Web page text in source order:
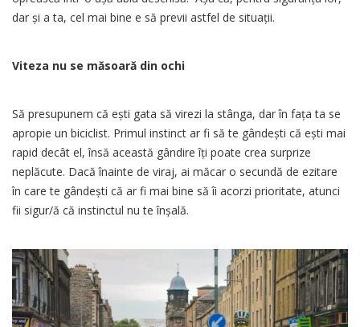
dar și a ta, cel mai bine e să previi astfel de situații.
Viteza nu se măsoară din ochi
Să presupunem că ești gata să virezi la stânga, dar în fața ta se
apropie un biciclist. Primul instinct ar fi să te gândești că ești mai
rapid decât el, însă această gândire îți poate crea surprize
neplăcute. Dacă înainte de viraj, ai măcar o secundă de ezitare
în care te gândești că ar fi mai bine să îi acorzi prioritate, atunci
fii sigur/ă că instinctul nu te înșală.